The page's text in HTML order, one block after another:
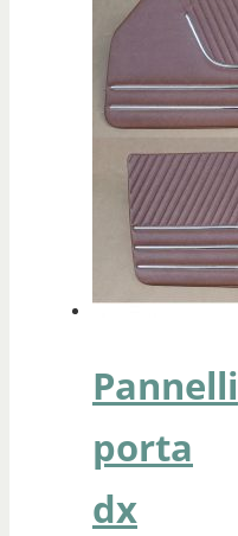
Pannelli
porta
dx